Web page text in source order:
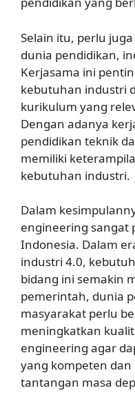
Selain itu, perlu
dunia pendidikan,
Kerjasama ini
kebutuhan industri
kurikulum yang
Dengan adanya
pendidikan teknik
memiliki
kebutuhan industri.
Dalam
engineering sangat
Indonesia. Dalam
industri 4.0,
bidang ini semakin
pemerintah, dunia
masyarakat perlu
meningkatkan
engineering agar
yang kompeten
tantangan masa